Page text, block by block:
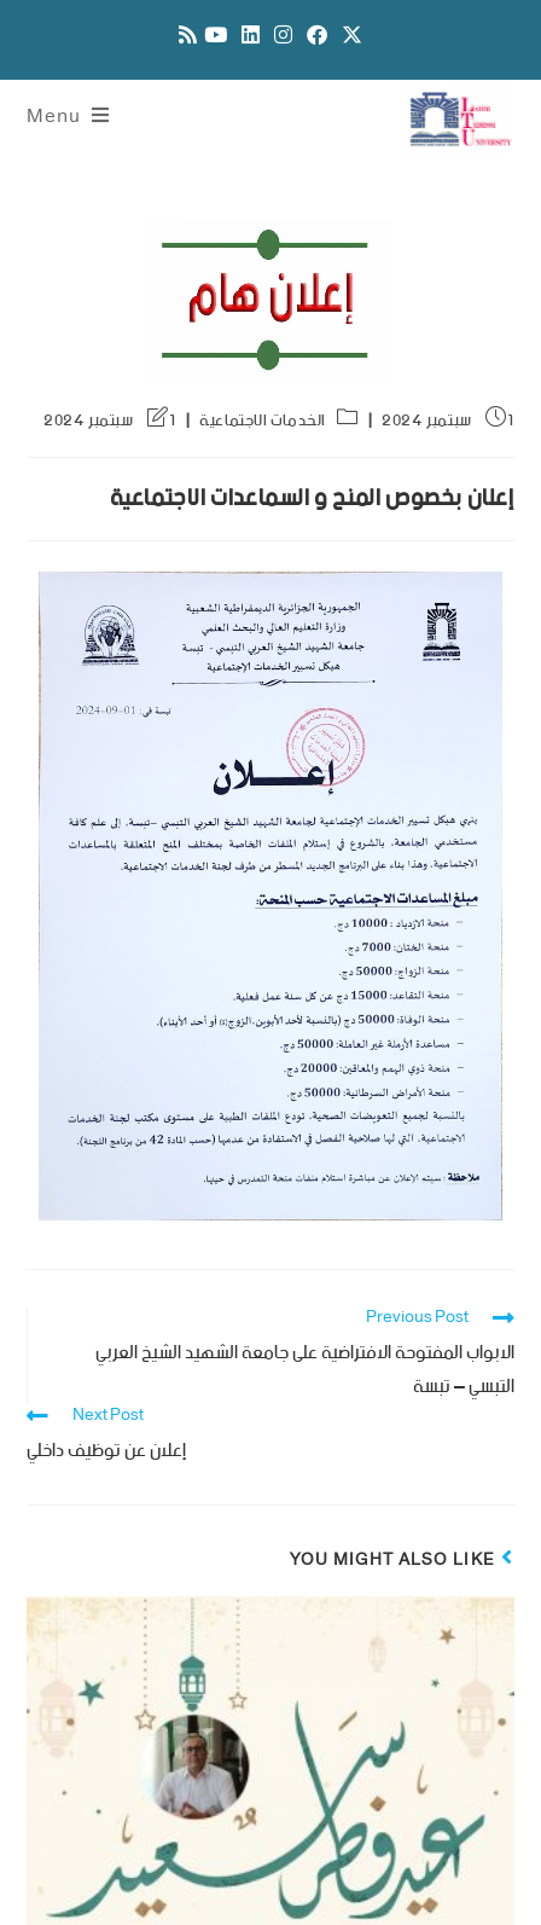
Menu
1 سبتمبر 2024 الخدمات الاجتماعية 1 سبتمبر 2024
إعلان بخصوص المنح و السماعدات الاجتماعية
Previous Post
الابواب المفتوحة الافتراضية على جامعة الشهيد الشيخ العربي
التبسي – تبسة
Next Post
إعلان عن توظيف داخلي
YOU MIGHT ALSO LIKE